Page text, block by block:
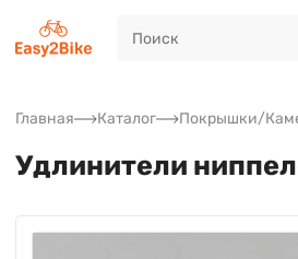
Главная Каталог Покрышки/
Удлинители